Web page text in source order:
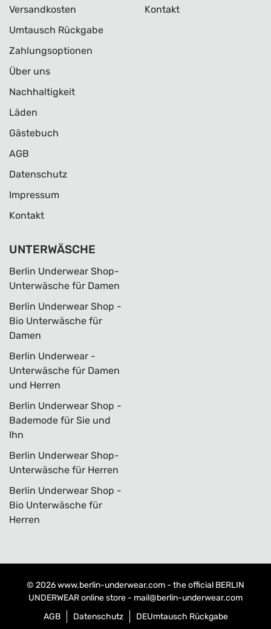
Versandkosten
Umtausch Rückgabe
Zahlungsoptionen
Über uns
Nachhaltigkeit
Läden
Gästebuch
AGB
Datenschutz
Impressum
Kontakt
Kontakt
UNTERWÄSCHE
Berlin Underwear Shop-
Unterwäsche für Damen
Berlin Underwear Shop -
Bio Unterwäsche für
Damen
Berlin Underwear -
Unterwäsche für Damen
und Herren
Berlin Underwear Shop -
Bademode für Sie und
Ihn
Berlin Underwear Shop-
Unterwäsche für Herren
Berlin Underwear Shop -
Bio Unterwäsche für
Herren
© 2026www.berlin-underwear.com - the official BERLIN
UNDERWEAR online store - mail@berlin-underwear.com
AGB
Datenschutz DEUmtausch Rückgabe